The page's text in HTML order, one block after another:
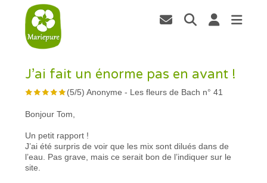
J’ai fait un énorme pas en avant !
(5/5)Anonyme - Les fleurs de Bach n° 41
Bonjour Tom,
Un petit rapport !
J’ai été surpris de voir que les mix sont dilués dans de
l’eau. Pas grave, mais ce serait bon de l’indiquer sur le
site.